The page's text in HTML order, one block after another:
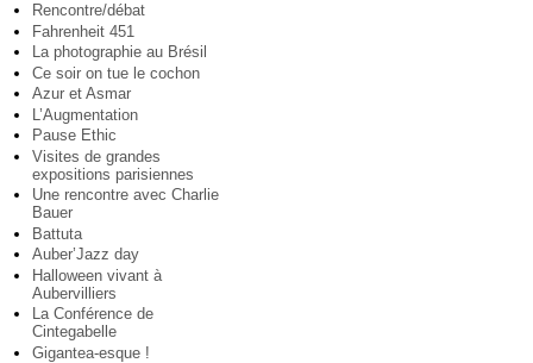
Rencontre/débat
Fahrenheit 451
La photographie au Brésil
Ce soir on tue le cochon
Azur et Asmar
L’Augmentation
Pause Ethic
Visites de grandes
expositions parisiennes
Une rencontre avec Charlie
Bauer
Battuta
Auber’Jazz day
Halloween vivant à
Aubervilliers
La Conférence de
Cintegabelle
Gigantea-esque !